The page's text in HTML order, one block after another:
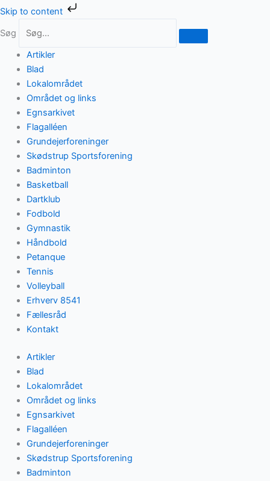
Skip to content
Gå
indholdet
Søg
Artikler
Blad
Lokalområdet
Området og links
Egnsarkivet
Flagalléen
Grundejerforeninger
Skødstrup Sportsforening
Badminton
Basketball
Dartklub
Fodbold
Gymnastik
Håndbold
Petanque
Tennis
Volleyball
Erhverv 8541
Fællesråd
Kontakt
Artikler
Blad
Lokalområdet
Området og links
Egnsarkivet
Flagalléen
Grundejerforeninger
Skødstrup Sportsforening
Badminton